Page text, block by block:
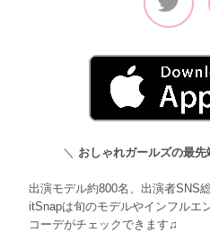
＼ おしゃれガールズの最
出演モデル約800名、出演者SNS
itSnapは旬のモデルやインフルエ
コーデがチェックできます♫